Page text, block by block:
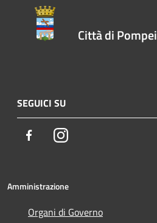
Città di Pompei
SEGUICI SU
FacebookInstagram
Amministrazione
Organi di Governo